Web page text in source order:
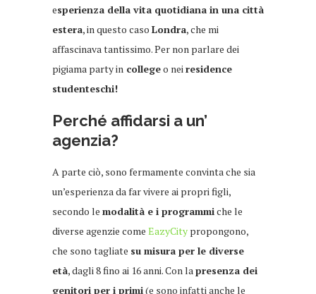
esperienza della vita quotidiana in una città
estera, in questo caso Londra, che mi
affascinava tantissimo. Per non parlare dei
pigiama party in collegeo neiresidence
studenteschi!
Perché affidarsi a un’
agenzia?
A parte ciò, sono fermamente convinta che sia
un’esperienza da far vivere ai propri figli,
secondo le modalità e i programmiche le
diverse agenzie come EazyCity propongono,
che sono tagliate su misura per le diverse
età, dagli 8 fino ai 16 anni. Con lapresenza dei
genitori per i primi(e sono infatti anche le